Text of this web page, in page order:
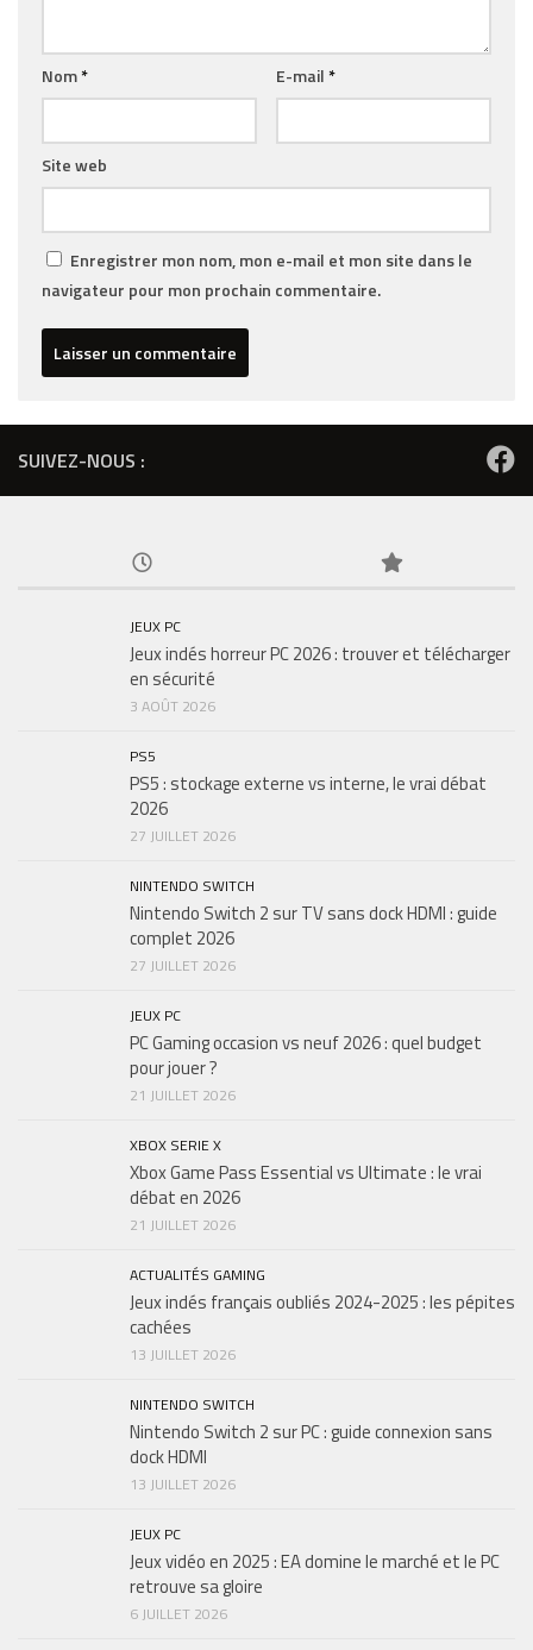
Nom* E-mail*
Site web
Enregistrer mon nom, mon e-mail et mon site dans le
navigateur pour mon prochain commentaire.
SUIVEZ-NOUS :
JEUX PC
Jeux indés horreur PC 2026 : trouver et télécharger
en sécurité
3 AOÛT 2026
PS5
PS5 : stockage externe vs interne, le vrai débat
2026
27 JUILLET 2026
NINTENDO SWITCH
Nintendo Switch 2 sur TV sans dock HDMI : guide
complet 2026
27 JUILLET 2026
JEUX PC
PC Gaming occasion vs neuf 2026 : quel budget
pour jouer ?
21 JUILLET 2026
XBOX SERIE X
Xbox Game Pass Essential vs Ultimate : le vrai
débat en 2026
21 JUILLET 2026
ACTUALITÉS GAMING
Jeux indés français oubliés 2024-2025 : les pépites
cachées
13 JUILLET 2026
NINTENDO SWITCH
Nintendo Switch 2 sur PC : guide connexion sans
dock HDMI
13 JUILLET 2026
JEUX PC
Jeux vidéo en 2025 : EA domine le marché et le PC
retrouve sa gloire
6 JUILLET 2026